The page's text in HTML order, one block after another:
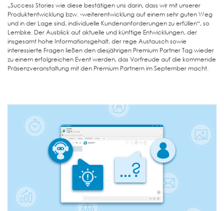
„Success Stories wie diese bestätigen uns darin, dass wir mit unserer
Produktentwicklung bzw. -weiterentwicklung auf einem sehr guten Weg
und in der Lage sind, individuelle Kundenanforderungen zu erfüllen“, so
Lembke. Der Ausblick auf aktuelle und künftige Entwicklungen, der
insgesamt hohe Informationsgehalt, der rege Austausch sowie
interessierte Fragen ließen den diesjährigen Premium Partner Tag wieder
zu einem erfolgreichen Event werden, das Vorfreude auf die kommende
Präsenzveranstaltung mit den Premium Partnern im September macht.